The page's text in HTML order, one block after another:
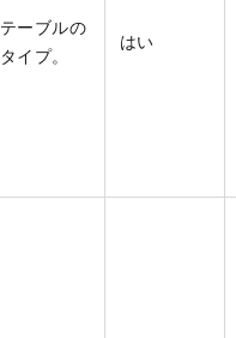
テーブルの
タイプ。
はい